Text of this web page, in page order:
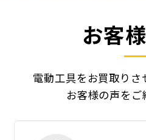
お客
電動工具をお買取り
お客様の声をご